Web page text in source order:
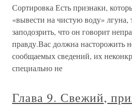
Сортировка Есть признаки,
«вывести на чистую воду» лгуна,
заподозрить, что он говорит
правду.Вас должна насторожить
сообщаемых сведений, их
специально не
Глава 9. Свежий,